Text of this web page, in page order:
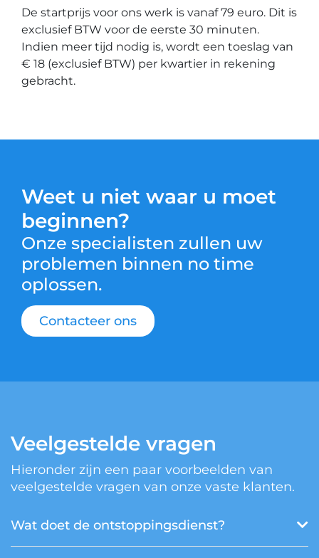
De startprijs voor ons werk is vanaf 79 euro. Dit is
exclusief BTW voor de eerste 30 minuten.
Indien meer tijd nodig is, wordt een toeslag van
€ 18 (exclusief BTW) per kwartier in rekening
gebracht.
Weet u niet waar u moet
beginnen?
Onze specialisten zullen uw
problemen binnen no time
oplossen.
Contacteer ons
Veelgestelde vragen
Hieronder zijn een paar voorbeelden van
veelgestelde vragen van onze vaste klanten.
Wat doet de ontstoppingsdienst?